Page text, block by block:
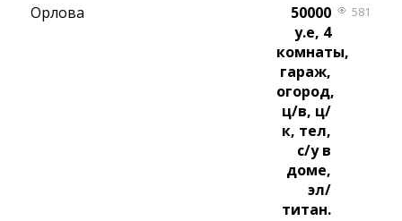
Орлова
50000
у.е, 4
комнаты,
гараж,
огород,
ц/в, ц/
к, тел,
с/у в
доме,
эл/
титан.
581